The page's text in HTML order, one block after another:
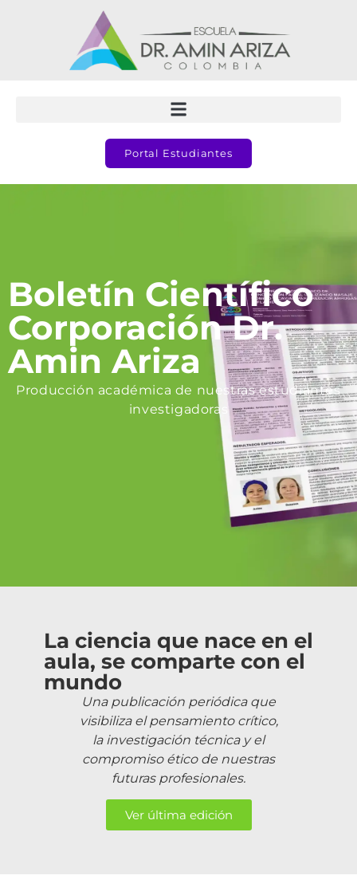
Portal Estudiantes
Boletín Científico
Corporación Dr.
Amin Ariza
Producción académica de nuestras estudiantes
investigadoras
La ciencia que nace en el
aula, se comparte con el
mundo
Una publicación periódica que
visibiliza el pensamiento crítico,
la investigación técnica y el
compromiso ético de nuestras
futuras profesionales.
Ver última edición